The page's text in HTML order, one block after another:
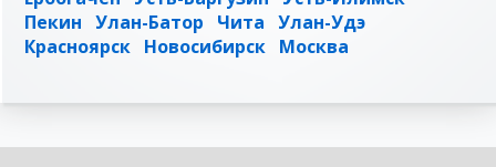
Пекин Улан-Батор Чита Улан-Удэ
Красноярск Новосибирск Москва